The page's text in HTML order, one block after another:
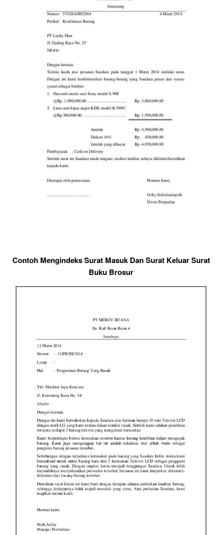
Contoh Mengindeks Surat Masuk Dan Surat Keluar Surat
Buku Brosur